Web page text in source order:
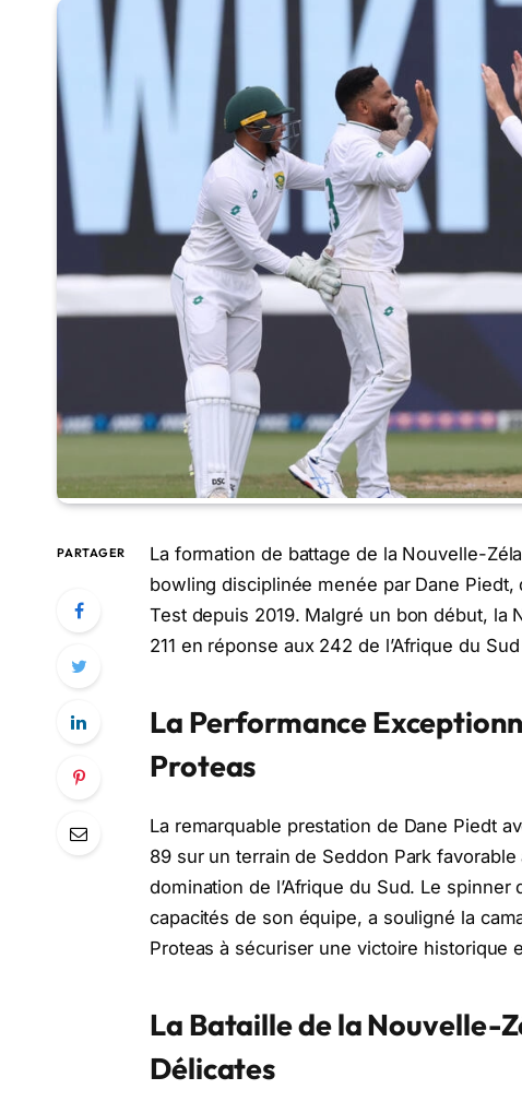
PARTAGER
La formation de battage de la Nouvelle-
bowling disciplinée menée par Dane
Test depuis 2019. Malgré un bon début, la
211 en réponse aux 242 de l’Afrique du
La Performance
Proteas
La remarquable prestation de Dane Piedt
89 sur un terrain de Seddon Park
domination de l’Afrique du Sud. Le
capacités de son équipe, a souligné la
Proteas à sécuriser une victoire historique
La Bataille de la Nouvelle-
Délicates